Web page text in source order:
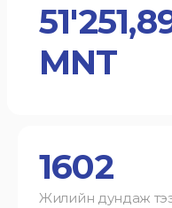
MNT
1602
Жилийн дундаж